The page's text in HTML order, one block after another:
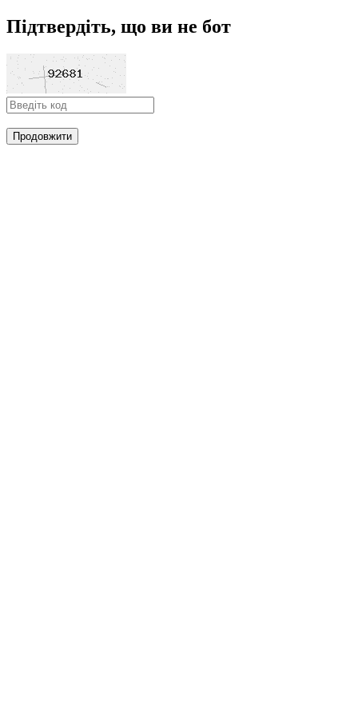
Підтвердіть, що ви не бот
Продовжити